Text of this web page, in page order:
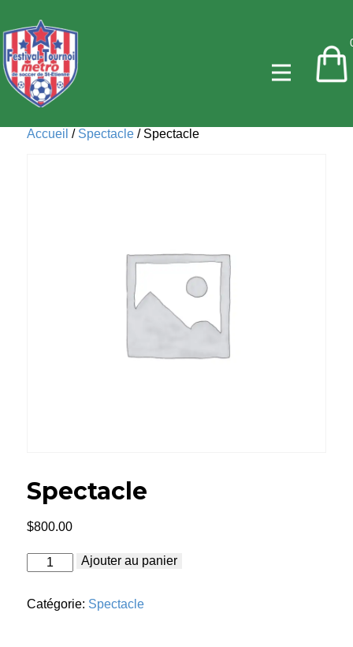
Accueil / Spectacle / Spectacle
Spectacle
$800.00
quantité
de
Ajouter au panier
Catégorie: Spectacle